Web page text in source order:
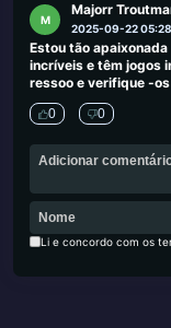
M
Majorr
2025-09-22
Estou tão
incríveis e têm jogos
ressoo e verifique -
0 0
Li e concordo com os